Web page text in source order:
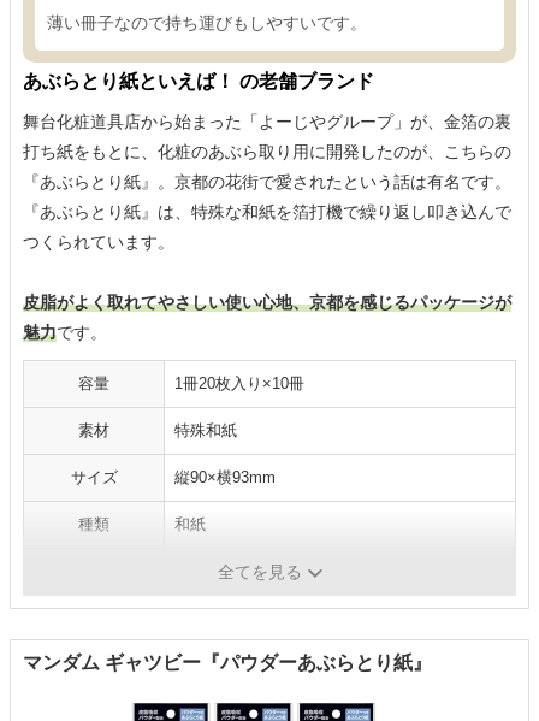
薄い冊子なので持ち運びもしやすいです。
あぶらとり紙といえば！ の老舗ブランド
舞台化粧道具店から始まった「よーじやグループ」が、金箔の裏
打ち紙をもとに、化粧のあぶら取り用に開発したのが、こちらの
『あぶらとり紙』。京都の花街で愛されたという話は有名です。
『あぶらとり紙』は、特殊な和紙を箔打機で繰り返し叩き込んで
つくられています。
皮脂がよく取れてやさしい使い心地、京都を感じるパッケージが
魅力です。
容量 1冊20枚入り×10冊
素材 特殊和紙
サイズ 縦90×横93mm
種類 和紙
全てを見る
マンダム ギャツビー『パウダーあぶらとり紙』